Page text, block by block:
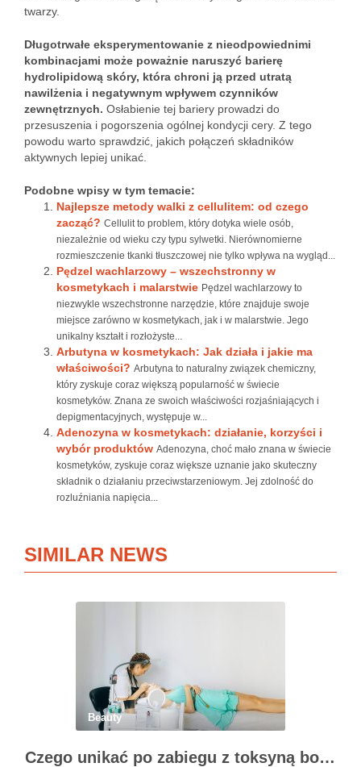
twarzy.
Długotrwałe eksperymentowanie z nieodpowiednimi
kombinacjami może poważnie naruszyć barierę
hydrolipidową skóry, która chroni ją przed utratą
nawilżenia i negatywnym wpływem czynników
zewnętrznych. Osłabienie tej bariery prowadzi do
przesuszenia i pogorszenia ogólnej kondycji cery. Z tego
powodu warto sprawdzić, jakich połączeń składników
aktywnych lepiej unikać.
Podobne wpisy w tym temacie:
Najlepsze metody walki z cellulitem: od czego
zacząć? Cellulit to problem, który dotyka wiele osób,
niezależnie od wieku czy typu sylwetki. Nierównomierne
rozmieszczenie tkanki tłuszczowej nie tylko wpływa na wygląd...
Pędzel wachlarzowy – wszechstronny w
kosmetykach i malarstwie Pędzel wachlarzowy to
niezwykle wszechstronne narzędzie, które znajduje swoje
miejsce zarówno w kosmetykach, jak i w malarstwie. Jego
unikalny kształt i rozłożyste...
Arbutyna w kosmetykach: Jak działa i jakie ma
właściwości? Arbutyna to naturalny związek chemiczny,
który zyskuje coraz większą popularność w świecie
kosmetyków. Znana ze swoich właściwości rozjaśniających i
depigmentacyjnych, występuje w...
Adenozyna w kosmetykach: działanie, korzyści i
wybór produktów Adenozyna, choć mało znana w świecie
kosmetyków, zyskuje coraz większe uznanie jako skuteczny
składnik o działaniu przeciwstarzeniowym. Jej zdolność do
rozluźniania napięcia...
SIMILAR NEWS
Beauty
Czego unikać po zabiegu z toksyną botulinową?